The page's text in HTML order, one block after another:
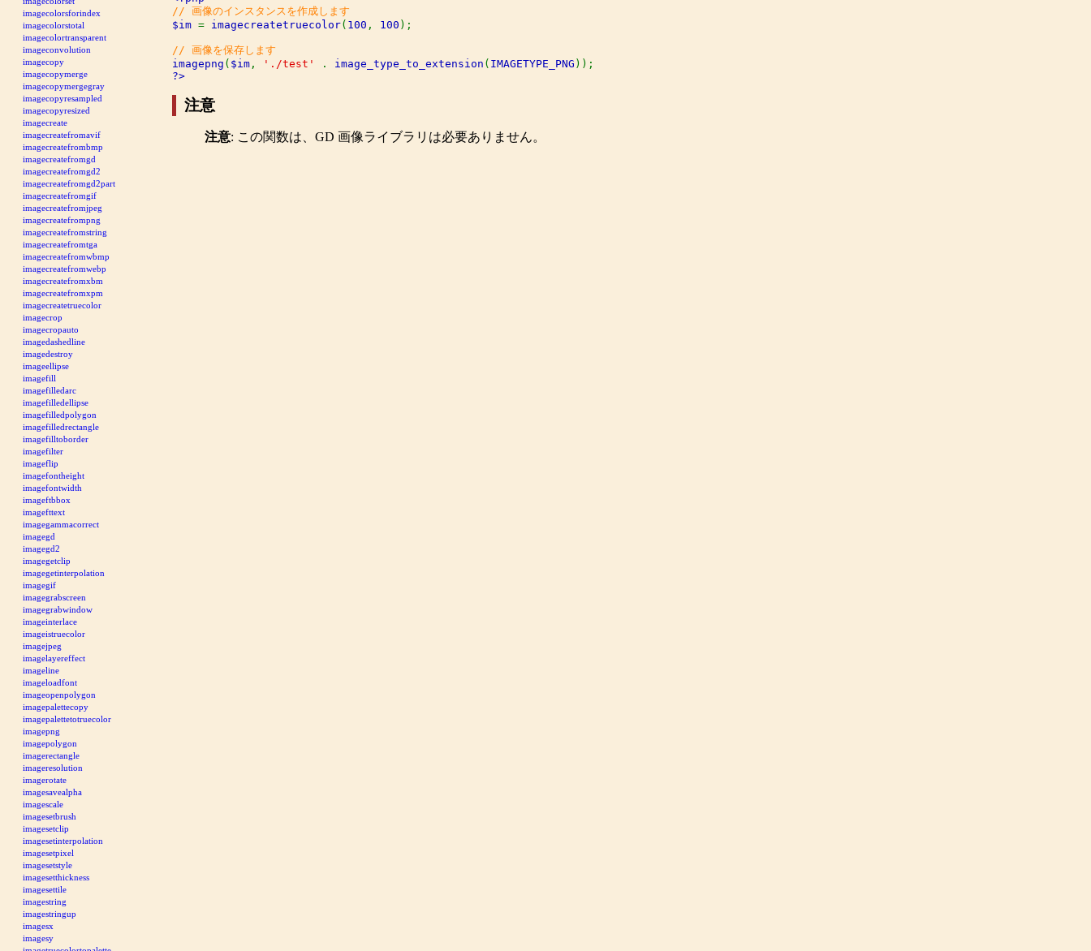
imagecolorsforindex
imagecolorstotal
imagecolortransparent
imageconvolution
imagecopy
imagecopymerge
imagecopymergegray
imagecopyresampled
imagecopyresized
imagecreate
imagecreatefromavif
imagecreatefrombmp
imagecreatefromgd
imagecreatefromgd2
imagecreatefromgd2part
imagecreatefromgif
imagecreatefromjpeg
imagecreatefrompng
imagecreatefromstring
imagecreatefromtga
imagecreatefromwbmp
imagecreatefromwebp
imagecreatefromxbm
imagecreatefromxpm
imagecreatetruecolor
imagecrop
imagecropauto
imagedashedline
imagedestroy
imageellipse
imagefill
imagefilledarc
imagefilledellipse
imagefilledpolygon
imagefilledrectangle
imagefilltoborder
imagefilter
imageflip
imagefontheight
imagefontwidth
imageftbbox
imagefttext
imagegammacorrect
imagegd
imagegd2
imagegetclip
imagegetinterpolation
imagegif
imagegrabscreen
imagegrabwindow
imageinterlace
imageistruecolor
imagejpeg
imagelayereffect
imageline
imageloadfont
imageopenpolygon
imagepalettecopy
imagepalettetotruecolor
imagepng
imagepolygon
imagerectangle
imageresolution
imagerotate
imagesavealpha
imagescale
imagesetbrush
imagesetclip
imagesetinterpolation
imagesetpixel
imagesetstyle
imagesetthickness
imagesettile
imagestring
imagestringup
imagesx
imagesy
$im = imagecreatetruecolor( 100 , 100 );
imagepng ( $im , './test' . image_type_to_extension ( IMAGETYPE_PNG
?>
注意
注意: この関数は、GD 画像ライブラリは必要ありません。